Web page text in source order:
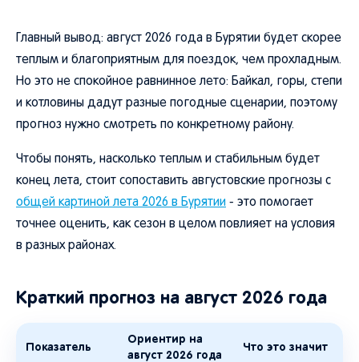
Главный вывод: август 2026 года в Бурятии будет скорее
теплым и благоприятным для поездок, чем прохладным.
Но это не спокойное равнинное лето: Байкал, горы, степи
и котловины дадут разные погодные сценарии, поэтому
прогноз нужно смотреть по конкретному району.
Чтобы понять, насколько теплым и стабильным будет
конец лета, стоит сопоставить августовские прогнозы с
общей картиной лета 2026 в Бурятии - это помогает
точнее оценить, как сезон в целом повлияет на условия
в разных районах.
Краткий прогноз на август 2026 года
Показатель
Ориентир на
август 2026 года
Что это значит